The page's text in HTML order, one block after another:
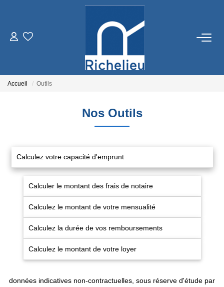
ESTIMATION
RICHELIEU
EXTRANET
Accueil Outils
Nos Outils
Calculez votre capacité d'emprunt
Calculer le montant des frais de notaire
Calculez le montant de votre mensualité
Calculez la durée de vos remboursements
Calculez le montant de votre loyer
données indicatives non-contractuelles, sous réserve d'étude par